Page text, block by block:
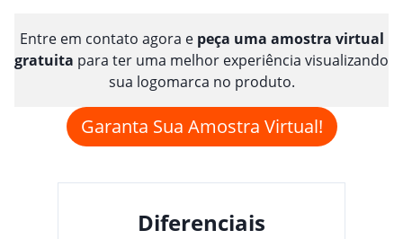
Entre em contato agora e peça uma amostra virtual
gratuita para ter uma melhor experiência visualizando
sua logomarca no produto.
Garanta Sua Amostra Virtual!
Diferenciais